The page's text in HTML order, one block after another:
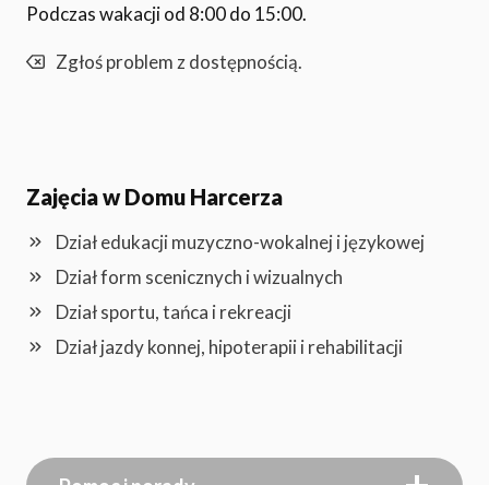
Podczas wakacji od 8:00 do 15:00.
Zgłoś problem z dostępnością.
Zajęcia w Domu Harcerza
Dział edukacji muzyczno-wokalnej i językowej
Dział form scenicznych i wizualnych
Dział sportu, tańca i rekreacji
Dział jazdy konnej, hipoterapii i rehabilitacji